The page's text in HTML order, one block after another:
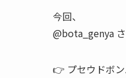
今回、
@bota_genya さ
👉 プセウドボ